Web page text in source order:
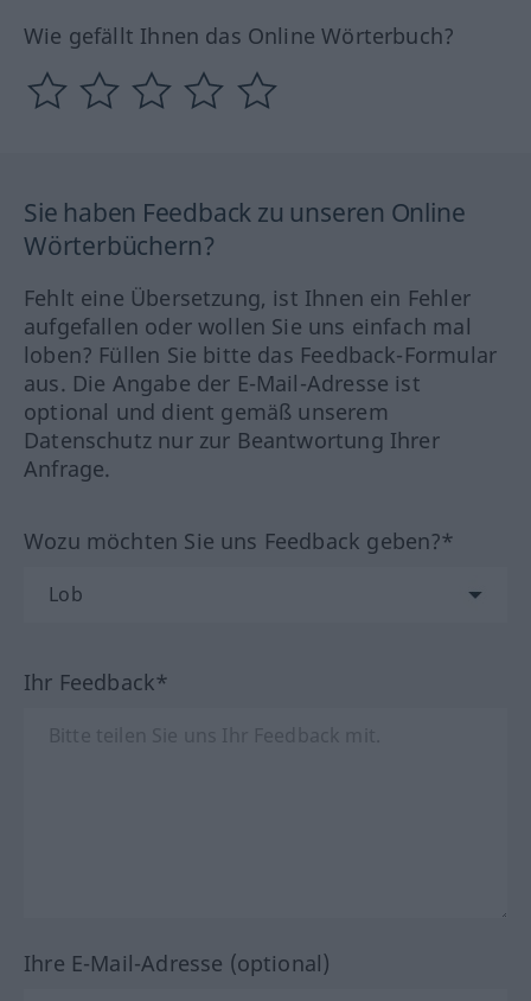
Wie gefällt Ihnen das Online Wörterbuch?
Sie haben Feedback zu unseren Online
Wörterbüchern?
Fehlt eine Übersetzung, ist Ihnen ein Fehler
aufgefallen oder wollen Sie uns einfach mal
loben? Füllen Sie bitte das Feedback-Formular
aus. Die Angabe der E-Mail-Adresse ist
optional und dient gemäß unserem
Datenschutz nur zur Beantwortung Ihrer
Anfrage.
Wozu möchten Sie uns Feedback geben?*
Ihr Feedback*
Ihre E-Mail-Adresse (optional)